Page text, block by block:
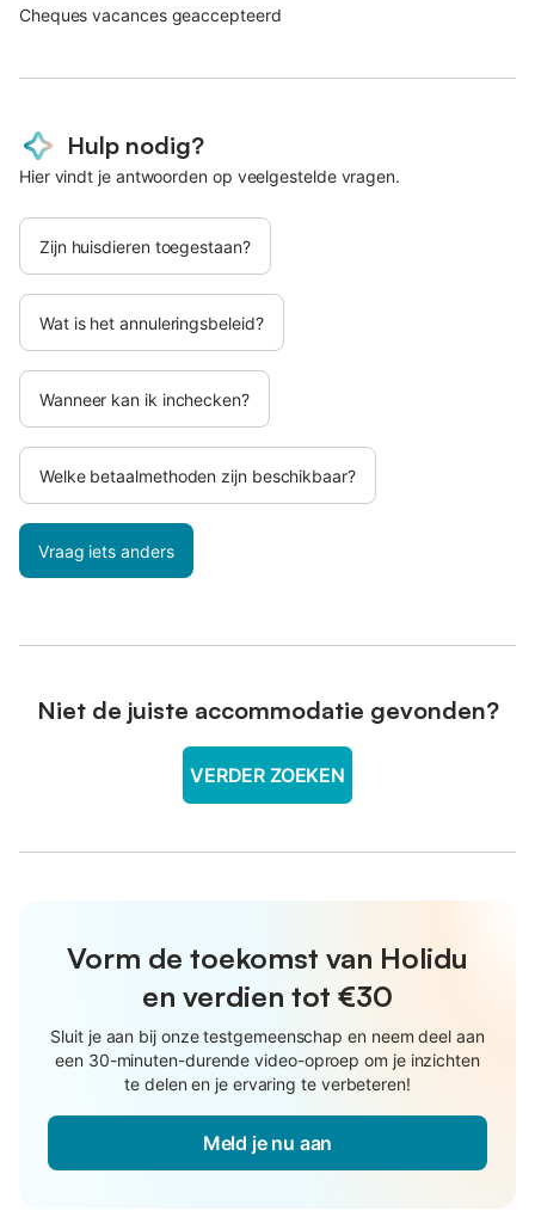
Cheques vacances geaccepteerd
Hulp nodig?
Hier vindt je antwoorden op veelgestelde vragen.
Zijn huisdieren toegestaan?
Wat is het annuleringsbeleid?
Wanneer kan ik inchecken?
Welke betaalmethoden zijn beschikbaar?
Vraag iets anders
Niet de juiste accommodatie gevonden?
VERDER ZOEKEN
Vorm de toekomst van Holidu
en verdien tot €30
Sluit je aan bij onze testgemeenschap en neem deel aan
een 30-minuten-durende video-oproep om je inzichten
te delen en je ervaring te verbeteren!
Meld je nu aan